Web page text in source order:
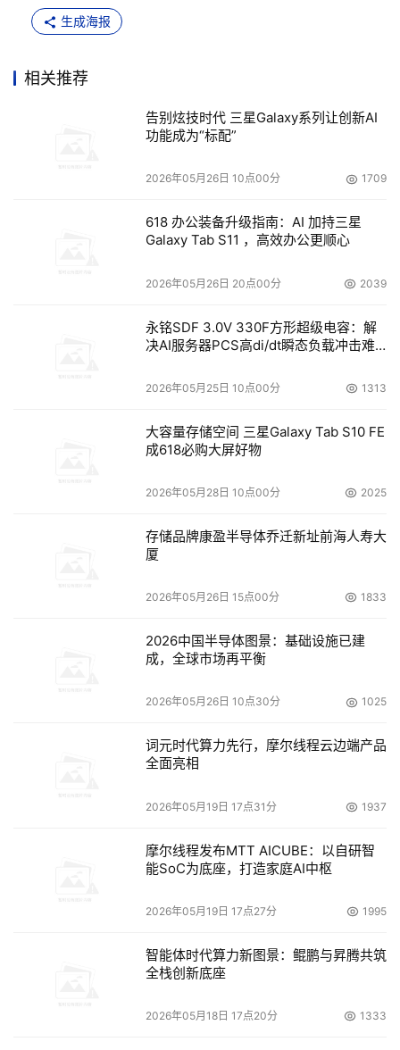
多个离散逻辑图像，支持改变工作量的要求。强大的
FlashCopy（快速复制）及城域和全球监控功能可有效提高
使用价值。DS8000存储系统具有强大的扩展能力，便于集
产的使用率，简化基础设施。并且，由于减少了存储设备的
品的强大功能和超凡价值有助于履行服务级协议的规定，提
步是SAN中包含了大量面向数据的智能化功能。所有SAN中
的存储可以统一成一个大的存储池，集中管理和分配，消除
睐，特别是在金融和电信领域更是如此。选择了DS8000系
列产品德国的Commerzbank银行构建了目前世界上最大的
存储基础架构，而泰国京都银行则构建了卓越的灾难恢复中
灵活智能的DS6000
值得一提的是，荣登“中端存储系统2004新锐产品”榜首
的DS6000，突破历来存储系统中端与高端壁垒分明的这一
界限，它适用于所有规模的企业级存储，可用于企业简化IT
系统支持各种服务器，包括大型机及开放式系统，提供
PowerPC®微处理器可缩短系统处理的周期时间，提高数据
响应速度，便于用户更快速地访问关键信息。不仅如此，采
用四个HDD为基础配置的模块化设计，具有惊人的扩展能
到67.2TB，并且IBM提供DS6000系列向DS8000系列移植
在管理和服务功能方面，DS6000系列配置了各种基于
可通过一个界面管理各种IBM及非IBM磁盘阵列，从而进一
IBM人员的帮助自行维护系统。除各种热插拔组件外，
生成海报
相关推荐
告别炫技时代 三星Galaxy系列让创新AI
功能成为“标配”
2026年05月26日 10点00分 1709
618 办公装备升级指南：AI 加持三星
Galaxy Tab S11 ，高效办公更顺心
2026年05月26日 20点00分 2039
永铭SDF 3.0V 330F方形超级电容：解
决AI服务器PCS高di/dt瞬态负载冲击难
2026年05月25日 10点00分 1313
大容量存储空间 三星Galaxy Tab S10 FE
成618必购大屏好物
2026年05月28日 10点00分 2025
存储品牌康盈半导体乔迁新址前海人寿大
厦
2026年05月26日 15点00分 1833
2026中国半导体图景：基础设施已建
成，全球市场再平衡
2026年05月26日 10点30分 1025
词元时代算力先行，摩尔线程云边端产品
全面亮相
2026年05月19日 17点31分 1937
摩尔线程发布MTT AICUBE：以自研智
能SoC为底座，打造家庭AI中枢
2026年05月19日 17点27分 1995
智能体时代算力新图景：鲲鹏与昇腾共筑
全栈创新底座
2026年05月18日 17点20分 1333